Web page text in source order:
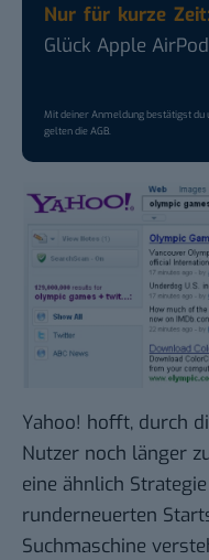
Nur für kurze Zeit:
Glück Apple
Mit deiner Anmeldung bestätigst du
gelten dieAGB.
Yahoo! hofft, durch
Nutzer noch länger
eine ähnlich
runderneuerten
Suchmaschine